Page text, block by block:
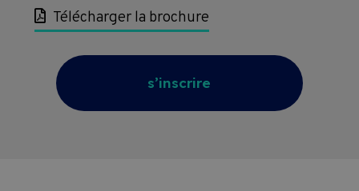
Télécharger la brochure
s’inscrire